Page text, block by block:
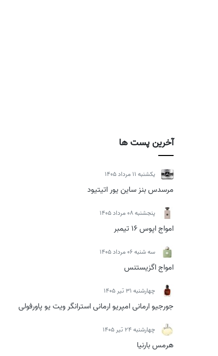
آخرین پست ها
يكشنبه 11 مرداد 1405
مرسدس بنز ساین یور اتیتیود
پنجشنبه 08 مرداد 1405
امواج اپوس 16 تیمبر
سه شنبه 06 مرداد 1405
امواج اگزیستنس
چهارشنبه 31 تیر 1405
جورجیو ارمانی امپریو ارمانی استرانگر ویت یو پاورفولی
چهارشنبه 24 تیر 1405
هرمس بارنیا